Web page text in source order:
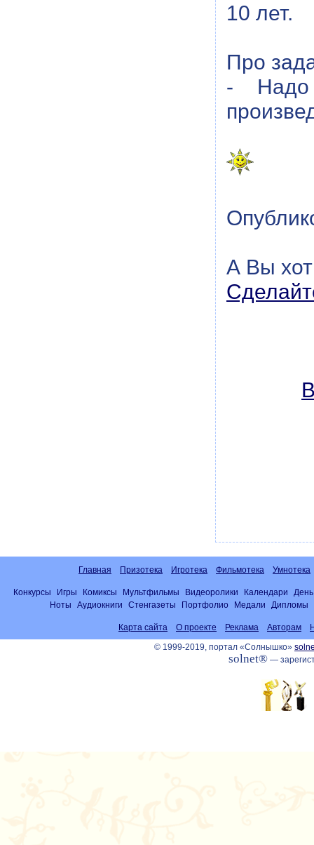
10 лет.
Про
- Надо
А Вы
Главная Призотека Игротека Фильмотека Умнотека
Конкурсы Игры Комиксы Мультфильмы Видеоролики Календари
Ноты
Аудиокниги Стенгазеты Портфолио Медали Дипломы
Карта сайта О проекте Реклама Авторам
© 1999-2019, портал «Солнышко»
solnet®—